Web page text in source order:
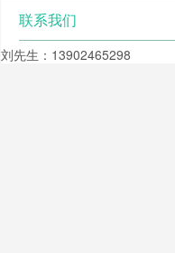
联系我们
刘先生：13902465298